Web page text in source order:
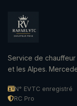
Service de
et les Alpes.
N° EVTC enregistré
RC Pro